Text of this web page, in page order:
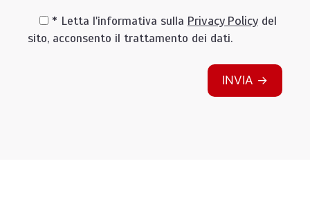
* Letta l'informativa sulla Privacy Policy del
sito, acconsento il trattamento dei dati.